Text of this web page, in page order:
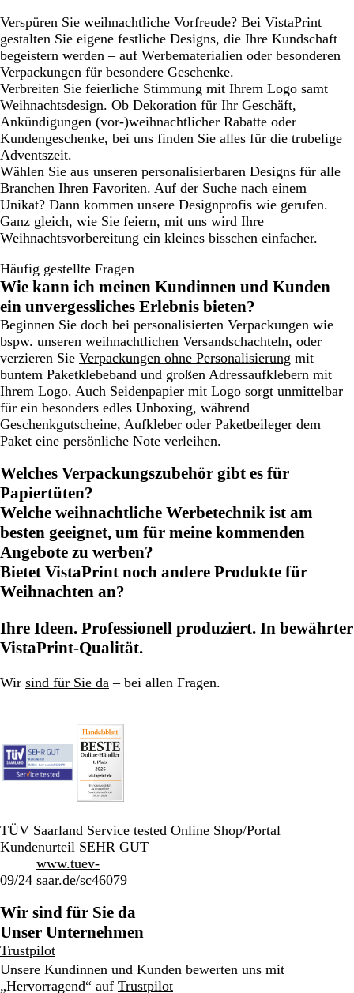
Verspüren Sie weihnachtliche Vorfreude? Bei VistaPrint
gestalten Sie eigene festliche Designs, die Ihre Kundschaft
begeistern werden – auf Werbematerialien oder besonderen
Verpackungen für besondere Geschenke.
Verbreiten Sie feierliche Stimmung mit Ihrem Logo samt
Weihnachtsdesign. Ob Dekoration für Ihr Geschäft,
Ankündigungen (vor-)weihnachtlicher Rabatte oder
Kundengeschenke, bei uns finden Sie alles für die trubelige
Adventszeit.
Wählen Sie aus unseren personalisierbaren Designs für alle
Branchen Ihren Favoriten. Auf der Suche nach einem
Unikat? Dann kommen unsere Designprofis wie gerufen.
Ganz gleich, wie Sie feiern, mit uns wird Ihre
Weihnachtsvorbereitung ein kleines bisschen einfacher.
Häufig gestellte Fragen
Wie kann ich meinen Kundinnen und Kunden
ein unvergessliches Erlebnis bieten?
Beginnen Sie doch bei personalisierten Verpackungen wie
bspw. unseren weihnachtlichen Versandschachteln, oder
verzieren Sie Verpackungen ohne Personalisierung mit
buntem Paketklebeband und großen Adressaufklebern mit
Ihrem Logo. Auch Seidenpapier mit Logo sorgt unmittelbar
für ein besonders edles Unboxing, während
Geschenkgutscheine, Aufkleber oder Paketbeileger dem
Paket eine persönliche Note verleihen.
Welches Verpackungszubehör gibt es für
Papiertüten?
Welche weihnachtliche Werbetechnik ist am
besten geeignet, um für meine kommenden
Angebote zu werben?
Bietet VistaPrint noch andere Produkte für
Weihnachten an?
Ihre Ideen. Professionell produziert. In bewährter
VistaPrint-Qualität.
Wir sind für Sie da – bei allen Fragen.
TÜV Saarland Service tested Online Shop/Portal
Kundenurteil SEHR GUT
09/24
www.tuev-
saar.de/sc46079
Wir sind für Sie da
Unser Unternehmen
Trustpilot
Unsere Kundinnen und Kunden bewerten uns mit
„Hervorragend“ auf Trustpilot